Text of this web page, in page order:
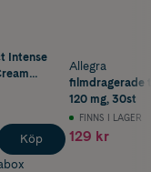
Intense
Köp
Allegra
filmdragerade
120 mg, 30st
FINNS I LAGER
129 kr